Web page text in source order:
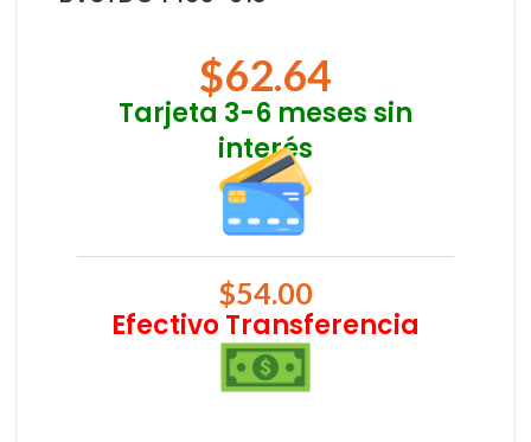
$62.64
Tarjeta 3-6 meses sin
interés
$54.00
Efectivo Transferencia